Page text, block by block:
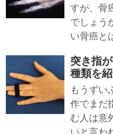
すが、骨
でしょう
い骨癌と
突き指
種類を紹
もうずい
作でまだ
む人は意